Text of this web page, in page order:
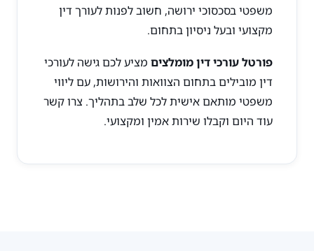
משפטי בסכסוכי ירושה, חשוב לפנות לעורך דין
מקצועי ובעל ניסיון בתחום.
פורטל עורכי דין מומלצים מציע לכם גישה לעורכי
דין מובילים בתחום הצוואות והירושות, עם ליווי
משפטי מותאם אישית לכל שלב בתהליך. צרו קשר
עוד היום וקבלו שירות אמין ומקצועי.